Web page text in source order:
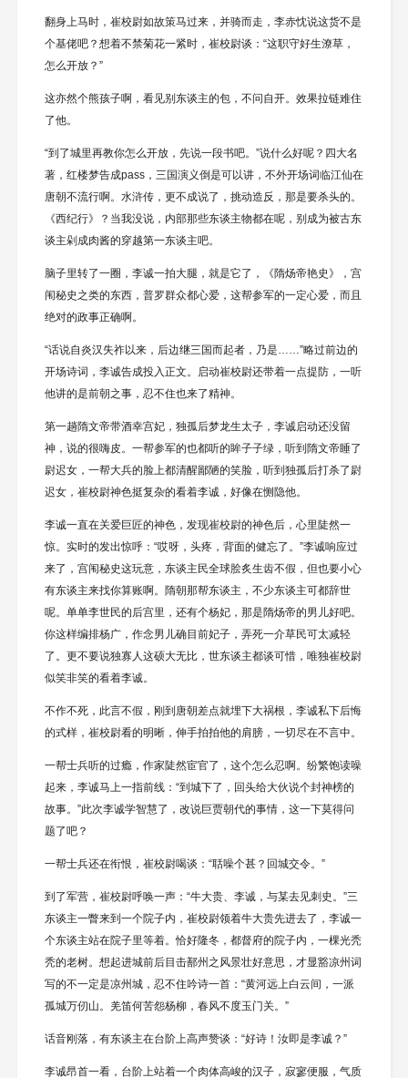
翻身上马时，崔校尉如故策马过来，并骑而走，李赤忱说这货不是
个基佬吧？想着不禁菊花一紧时，崔校尉谈：“这职守好生潦草，
怎么开放？”
这亦然个熊孩子啊，看见别东谈主的包，不问自开。效果拉链难住
了他。
“到了城里再教你怎么开放，先说一段书吧。”说什么好呢？四大名
著，红楼梦告成pass，三国演义倒是可以讲，不外开场词临江仙在
唐朝不流行啊。水浒传，更不成说了，挑动造反，那是要杀头的。
《西纪行》？当我没说，内部那些东谈主物都在呢，别成为被古东
谈主剁成肉酱的穿越第一东谈主吧。
脑子里转了一圈，李诚一拍大腿，就是它了，《隋炀帝艳史》，宫
闱秘史之类的东西，普罗群众都心爱，这帮参军的一定心爱，而且
绝对的政事正确啊。
“话说自炎汉失祚以来，后边继三国而起者，乃是……”略过前边的
开场诗词，李诚告成投入正文。启动崔校尉还带着一点提防，一听
他讲的是前朝之事，忍不住也来了精神。
第一趟隋文帝带酒幸宫妃，独孤后梦龙生太子，李诚启动还没留
神，说的很嗨皮。一帮参军的也都听的眸子子绿，听到隋文帝睡了
尉迟女，一帮大兵的脸上都清醒鄙陋的笑脸，听到独孤后打杀了尉
迟女，崔校尉神色挺复杂的看着李诚，好像在恻隐他。
李诚一直在关爱巨匠的神色，发现崔校尉的神色后，心里陡然一
惊。实时的发出惊呼：“哎呀，头疼，背面的健忘了。”李诚响应过
来了，宫闱秘史这玩意，东谈主民全球脍炙生齿不假，但也要小心
有东谈主来找你算账啊。隋朝那帮东谈主，不少东谈主可都辞世
呢。单单李世民的后宫里，还有个杨妃，那是隋炀帝的男儿好吧。
你这样编排杨广，作念男儿确目前妃子，弄死一介草民可太减轻
了。更不要说独寡人这硕大无比，世东谈主都谈可惜，唯独崔校尉
似笑非笑的看着李诚。
不作不死，此言不假，刚到唐朝差点就埋下大祸根，李诚私下后悔
的式样，崔校尉看的明晰，伸手拍拍他的肩膀，一切尽在不言中。
一帮士兵听的过瘾，作家陡然宦官了，这个怎么忍啊。纷繁饱读噪
起来，李诚马上一指前线：“到城下了，回头给大伙说个封神榜的
故事。”此次李诚学智慧了，改说巨贾朝代的事情，这一下莫得问
题了吧？
一帮士兵还在衔恨，崔校尉喝谈：“聒噪个甚？回城交令。”
到了军营，崔校尉呼唤一声：“牛大贵、李诚，与某去见刺史。”三
东谈主一瞥来到一个院子内，崔校尉领着牛大贵先进去了，李诚一
个东谈主站在院子里等着。恰好隆冬，都督府的院子内，一棵光秃
秃的老树。想起进城前后目击鄯州之风景壮好意思，才显豁凉州词
写的不一定是凉州城，忍不住吟诗一首：“黄河远上白云间，一派
孤城万仞山。羌笛何苦怨杨柳，春风不度玉门关。”
话音刚落，有东谈主在台阶上高声赞谈：“好诗！汝即是李诚？”
李诚昂首一看，台阶上站着一个肉体高峻的汉子，寂寥便服，气质